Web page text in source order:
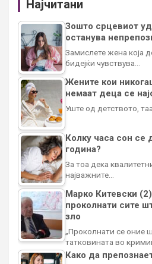
Најчитани
Зошто срцевиот
останува
Замислете жена која
бидејќи чувствува…
Жените кои
немаат деца се
Уште од детството,
Колку часа сон се
година?
За тоа дека
најважните…
Марко Китевски
проколнати сите
зло
„Проколнати се оние
татковината во
Како да